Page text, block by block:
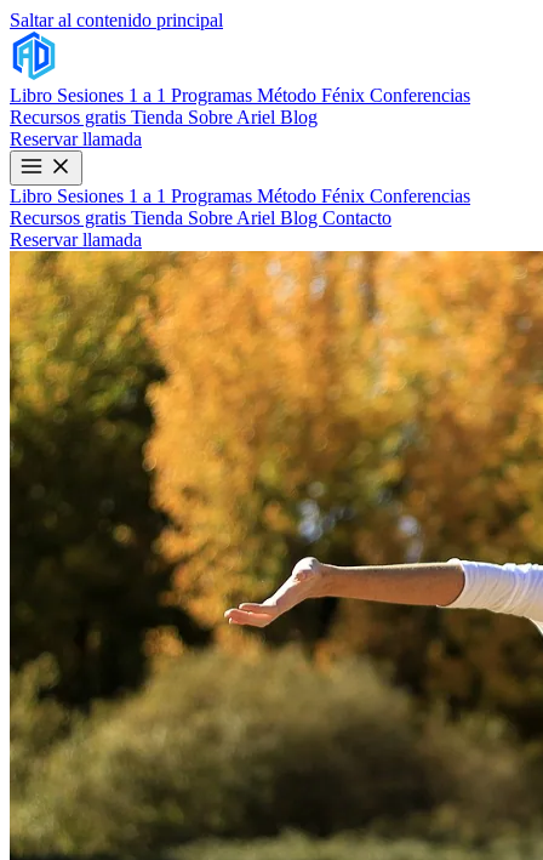
Saltar al contenido principal
Libro Sesiones 1 a 1 Programas Método Fénix Conferencias
Recursos gratis Tienda Sobre Ariel Blog
Reservar llamada
Libro Sesiones 1 a 1 Programas Método Fénix Conferencias
Recursos gratis Tienda Sobre Ariel Blog Contacto
Reservar llamada